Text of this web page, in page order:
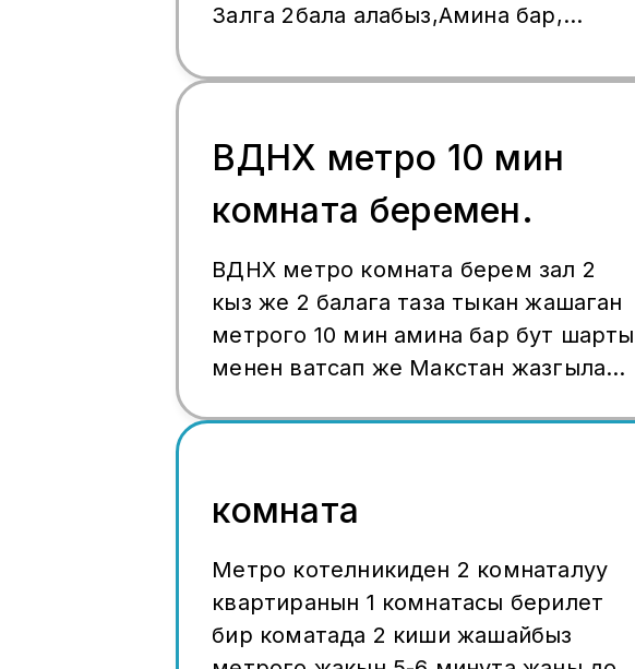
Залга 2бала алабыз,Амина бар,
көргүлө
ВДНХ метро 10 мин
комната беремен.
ВДНХ метро комната берем зал 2
кыз же 2 балага таза тыкан жашаган
метрого 10 мин амина бар бут шарты
менен ватсап же Макстан жазгыла
комната
Метро котелникиден 2 комнаталуу
квартиранын 1 комнатасы берилет
бир коматада 2 киши жашайбыз